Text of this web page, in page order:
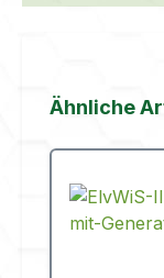
Ähnliche